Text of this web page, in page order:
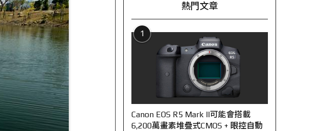
熱門文章
1
Canon EOS R5 Mark II可能會搭載
6,200萬畫素堆疊式CMOS + 眼控自動